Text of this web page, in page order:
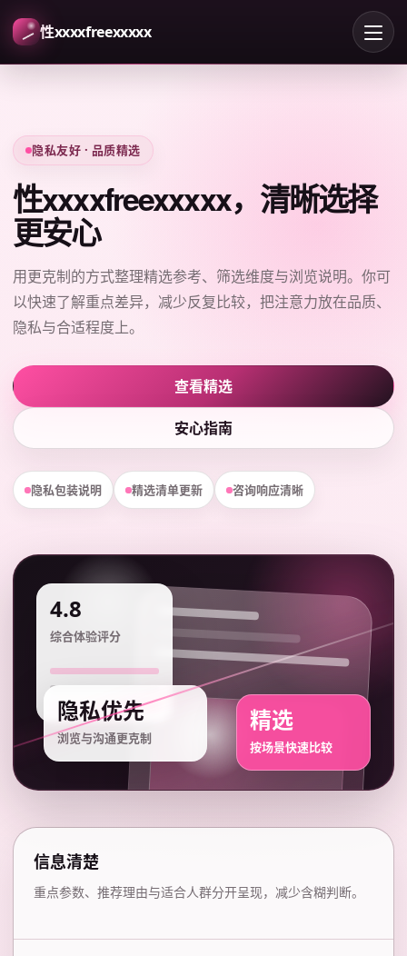
性xxxxfreexxxxx
隐私友好 · 品质精选
性xxxxfreexxxxx，清晰选择
更安心
用更克制的方式整理精选参考、筛选维度与浏览说明。你可
以快速了解重点差异，减少反复比较，把注意力放在品质、
隐私与合适程度上。
查看精选
安心指南
隐私包装说明 精选清单更新 咨询响应清晰
4.8
综合体验评分
隐私优先
浏览与沟通更克制
精选
按场景快速比较
信息清楚
重点参数、推荐理由与适合人群分开呈现，减少含糊判断。